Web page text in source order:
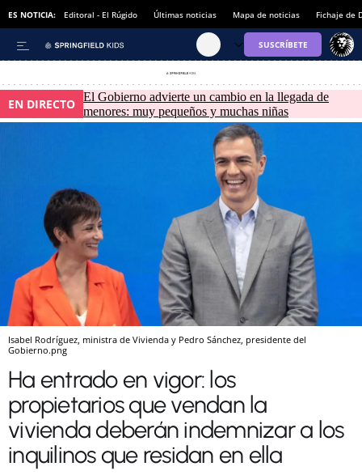
ES NOTICIA: Editoral - El Rúgido Últimas noticias Mapa de noticias Fichaje de
EN DIRECTO El Gobierno advierte un cambio en la llegada de
menores: muy pequeños y muchas niñas
Isabel Rodríguez, ministra de Vivienda y Pedro Sánchez, presidente del
Gobierno.png
Ha entrado en vigor: los
propietarios que vendan la
vivienda deberán indemnizar a los
inquilinos que residan en ella